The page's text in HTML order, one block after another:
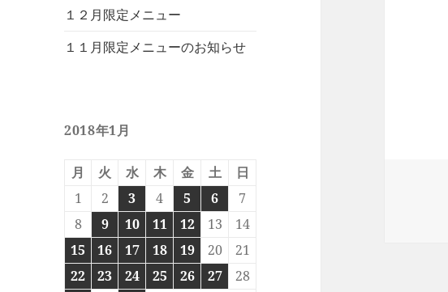
１２月限定メニュー
１１月限定メニューのお知らせ
2018年1月
月 火 水 木 金 土
日
1
2 3 4 5 6
7
8
9 10 11 12 13
14
15
16 17 18 19 20
21
22
23 24 25 26 27
28